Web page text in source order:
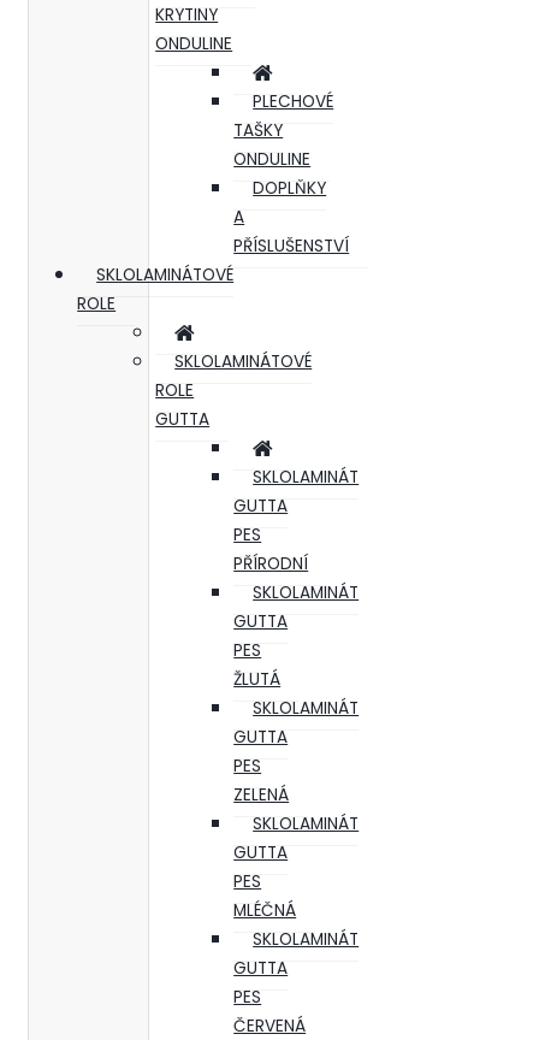
KRYTINY
ONDULINE
PLECHOVÉ
TAŠKY
ONDULINE
DOPLŇKY
A
PŘÍSLUŠENSTVÍ
SKLOLAMINÁTOVÉ
ROLE
SKLOLAMINÁTOVÉ
ROLE
GUTTA
SKLOLAMINÁT
GUTTA
PES
PŘÍRODNÍ
SKLOLAMINÁT
GUTTA
PES
ŽLUTÁ
SKLOLAMINÁT
GUTTA
PES
ZELENÁ
SKLOLAMINÁT
GUTTA
PES
MLÉČNÁ
SKLOLAMINÁT
GUTTA
PES
ČERVENÁ